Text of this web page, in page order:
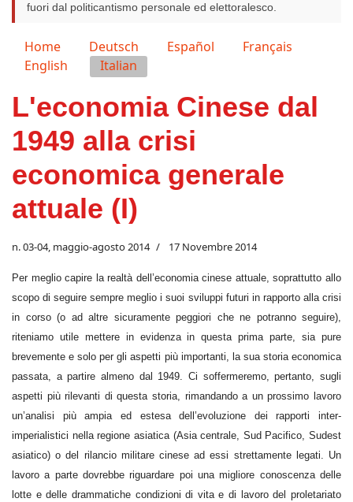
fuori dal politicantismo personale ed elettoralesco.
Seleziona la tua lingua
Home Deutsch Español
Français
English
Italian
L'economia Cinese dal
1949 alla crisi
economica generale
attuale (I)
n. 03-04, maggio-agosto 2014 17 Novembre 2014
Per meglio capire la realtà dell’economia cinese attuale, soprattutto allo
scopo di seguire sempre meglio i suoi sviluppi futuri in rapporto alla crisi
in corso (o ad altre sicuramente peggiori che ne potranno seguire),
riteniamo utile mettere in evidenza in questa prima parte, sia pure
brevemente e solo per gli aspetti più importanti, la sua storia economica
passata, a partire almeno dal 1949. Ci soffermeremo, pertanto, sugli
aspetti più rilevanti di questa storia, rimandando a un prossimo lavoro
un’analisi più ampia ed estesa dell’evoluzione dei rapporti inter-
imperialistici nella regione asiatica (Asia centrale, Sud Pacifico, Sudest
asiatico) o del rilancio militare cinese ad essi strettamente legati. Un
lavoro a parte dovrebbe riguardare poi una migliore conoscenza delle
lotte e delle drammatiche condizioni di vita e di lavoro del proletariato